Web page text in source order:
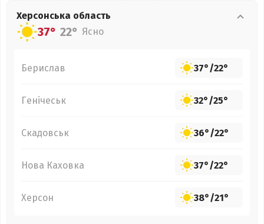
Херсонська область
37° 22° Ясно
Берислав 37°/22°
Генічеськ 32°/25°
Скадовськ 36°/22°
Нова Каховка 37°/22°
Херсон 38°/21°